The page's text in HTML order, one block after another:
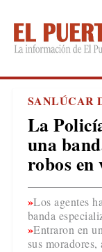
SANLÚCAR
La
una
robos en
Los agentes
banda
Entraron en
sus